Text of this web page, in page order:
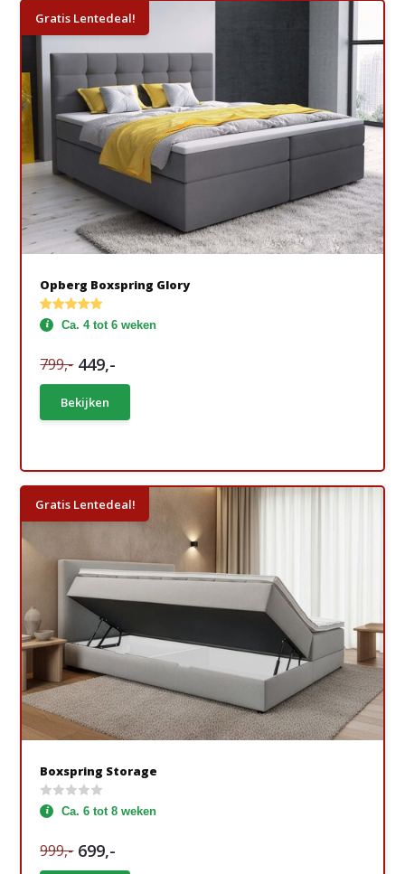
Gratis Lentedeal!
Opberg Boxspring Glory
Ca. 4 tot 6 weken
799,- 449,-
Bekijken
Gratis Lentedeal!
Boxspring Storage
Ca. 6 tot 8 weken
999,- 699,-